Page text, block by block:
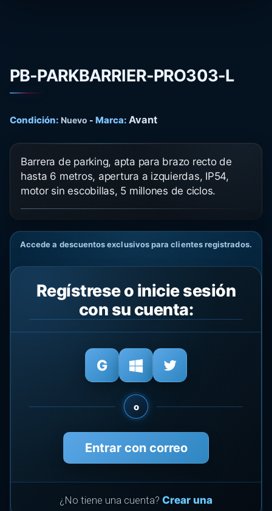
PB-PARKBARRIER-PRO303-L
Condición: Nuevo - Marca: Avant
Barrera de parking, apta para brazo recto de
hasta 6 metros, apertura a izquierdas, IP54,
motor sin escobillas, 5 millones de ciclos.
Accede a descuentos exclusivos para clientes registrados.
Regístrese o inicie sesión
con su cuenta:
o
Entrar con correo
¿No tiene una cuenta? Crear una